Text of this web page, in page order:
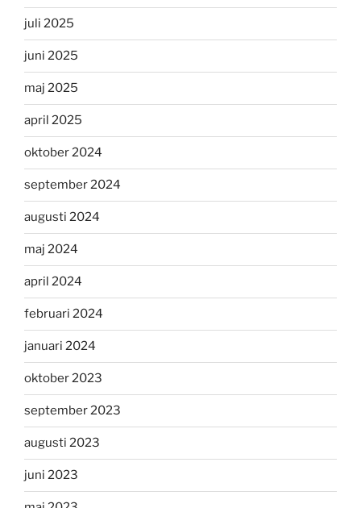
juli 2025
juni 2025
maj 2025
april 2025
oktober 2024
september 2024
augusti 2024
maj 2024
april 2024
februari 2024
januari 2024
oktober 2023
september 2023
augusti 2023
juni 2023